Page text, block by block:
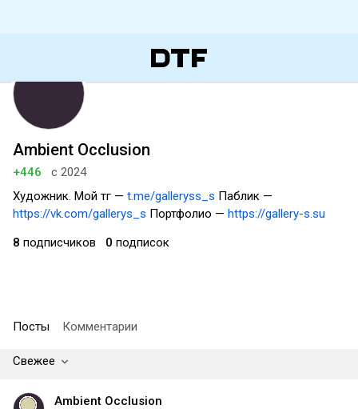
Ambient Occlusion
+446
с 2024
Художник. Мой тг — t.me/galleryss_s Паблик —
https://vk.com/gallerys_s Портфолио — https://gallery-s.su
8 подписчиков 0 подписок
Посты Комментарии
Свежее
Ambient Occlusion